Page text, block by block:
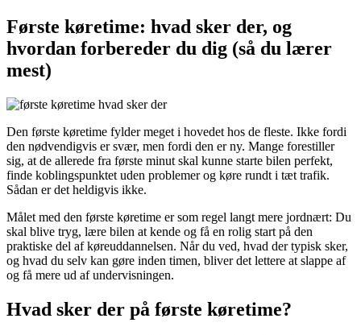
Første køretime: hvad sker der, og
hvordan forbereder du dig (så du lærer
mest)
Den første køretime fylder meget i hovedet hos de fleste. Ikke fordi
den nødvendigvis er svær, men fordi den er ny. Mange forestiller
sig, at de allerede fra første minut skal kunne starte bilen perfekt,
finde koblingspunktet uden problemer og køre rundt i tæt trafik.
Sådan er det heldigvis ikke.
Målet med den første køretime er som regel langt mere jordnært: Du
skal blive tryg, lære bilen at kende og få en rolig start på den
praktiske del af køreuddannelsen. Når du ved, hvad der typisk sker,
og hvad du selv kan gøre inden timen, bliver det lettere at slappe af
og få mere ud af undervisningen.
Hvad sker der på første køretime?